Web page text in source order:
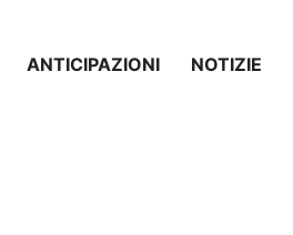
ANTICIPAZIONI NOTIZIE